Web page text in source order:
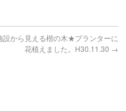
設から見える楷の木★プランターに
花植えました。H30.11.30 →